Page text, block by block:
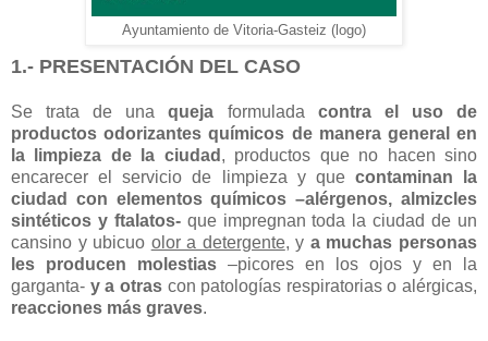
Ayuntamiento de Vitoria-Gasteiz (logo)
1.- PRESENTACIÓN DEL CASO
Se trata de unaqueja formulada contra el uso de
productos odorizantes químicos de manera general en
la limpieza de la ciudad , productos que no hacen sino
encarecer el servicio de limpieza y que contaminan la
ciudad con elementos químicos –alérgenos, almizcles
sintéticos y ftalatos-que impregnan toda la ciudad de un
cansino y ubicuo olor a detergente, y a muchas personas
les producen molestias –picores en los ojos y en la
garganta- y a otrascon patologías respiratorias o alérgicas,
reacciones más graves.